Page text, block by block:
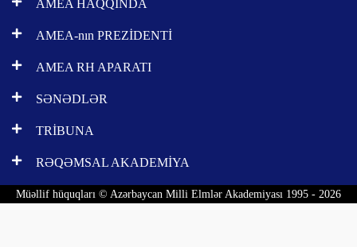
AMEA HAQQINDA
AMEA-nın PREZİDENTİ
AMEA RH APARATI
SƏNƏDLƏR
TRİBUNA
RƏQƏMSAL AKADEMİYA
Müəllif hüquqları © Azərbaycan Milli Elmlər Akademiyası 1995 - 2026